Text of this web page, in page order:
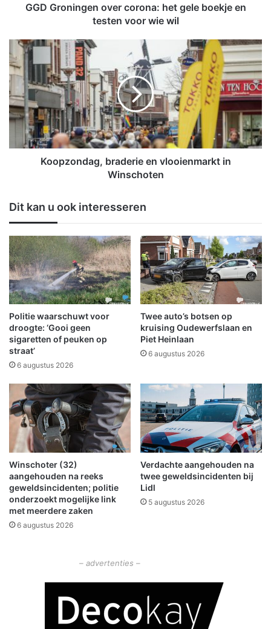
v
e
r
c
o
r
t
g
e
l
e
b
o
e
k
j
e
e
n
s
t
v
o
o
r
w
i
e
GGD Groningen over corona: het gele boekje en
testen voor wie wil
o
o
p
z
o
n
a
a
d
e
r
i
e
e
n
v
l
o
o
i
m
a
t
i
n
W
i
n
s
Koopzondag, braderie en vlooienmarkt in
Winschoten
Dit kan u ook interesseren
Politie waarschuwt voor
droogte: ‘Gooi geen
sigaretten of peuken op
straat’
6 augustus 2026
Twee auto’s botsen op
kruising Oudewerfslaan en
Piet Heinlaan
6 augustus 2026
Winschoter (32)
aangehouden na reeks
geweldsincidenten; politie
onderzoekt mogelijke link
met meerdere zaken
6 augustus 2026
Verdachte aangehouden na
twee geweldsincidenten bij
Lidl
5 augustus 2026
– advertenties –